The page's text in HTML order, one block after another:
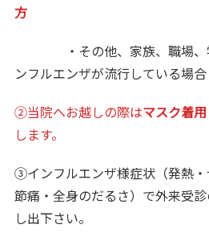
方
・その他、家族、職場、学
ンフルエンザが流行している場合
②当院へお越しの際はマスク着用
します。
③インフルエンザ様症状（発熱
節痛・全身のだるさ）で外来受
し出下さい。